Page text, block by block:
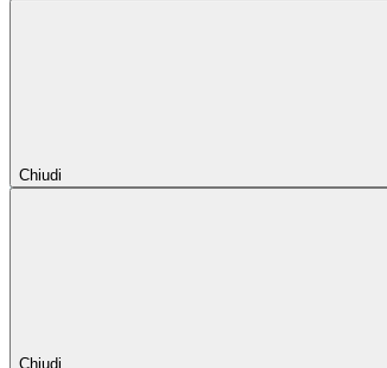
Chiudi
Chiudi